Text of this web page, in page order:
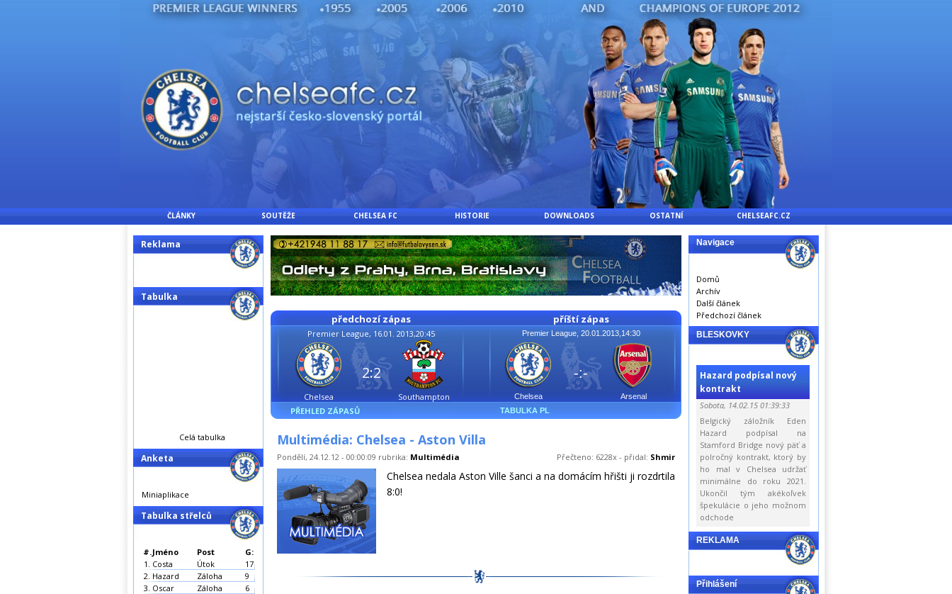
ČLÁNKY SOUTĚŽE CHELSEA FC HISTORIE DOWNLOADS OSTATNÍ CHELSEAFC.CZ
předchozí zápas
Premier League, 16.01. 2013,20:45
Chelsea Southampton
2:2
PŘEHLED ZÁPASŮ
příští zápas
Premier League, 20.01.2013,14:30
Chelsea Arsenal
-:-
TABULKA PL
Multimédia: Chelsea - Aston Villa
Pondělí, 24.12.12 - 00:00:09 rubrika: Multimédia Přečteno: 6228x - přidal: Shmir
Chelsea nedala Aston Ville šanci a na domácím hřišti ji rozdrtila
8:0!
Reklama
Tabulka
Celá tabulka
Anketa
Miniaplikace
Tabulka střelců
#.Jméno Post
G:
1. Costa Útok
17
2. Hazard Záloha
9
3. Oscar Záloha
6
Navigace
Domů
Archív
Další článek
Předchozí článek
BLESKOVKY
Hazard podpísal nový
kontrakt
Sobota, 14.02.15 01:39:33
Belgický záložník Eden
Hazard podpísal na
Stamford Bridge nový päť a
polročný kontrakt, ktorý by
ho mal v Chelsea udržať
minimálne do roku 2021.
Ukončil tým akékoľvek
špekulácie o jeho možnom
odchode
REKLAMA
Přihlášení